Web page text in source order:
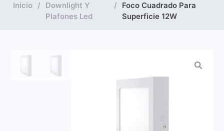
Inicio /
Downlight Y
Plafones Led
/
Foco Cuadrado Para
Superficie 12W